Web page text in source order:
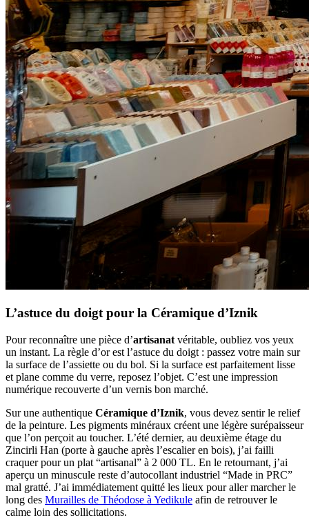
L’astuce du doigt pour la Céramique d’Iznik
Pour reconnaître une pièce d’artisanat véritable, oubliez vos yeux
un instant. La règle d’or est l’astuce du doigt : passez votre main sur
la surface de l’assiette ou du bol. Si la surface est parfaitement lisse
et plane comme du verre, reposez l’objet. C’est une impression
numérique recouverte d’un vernis bon marché.
Sur une authentique Céramique d’Iznik, vous devez sentir le relief
de la peinture. Les pigments minéraux créent une légère surépaisseur
que l’on perçoit au toucher. L’été dernier, au deuxième étage du
Zincirli Han (porte à gauche après l’escalier en bois), j’ai failli
craquer pour un plat “artisanal” à 2 000 TL. En le retournant, j’ai
aperçu un minuscule reste d’autocollant industriel “Made in PRC”
mal gratté. J’ai immédiatement quitté les lieux pour aller marcher le
long des Murailles de Théodose à Yedikule afin de retrouver le
calme loin des sollicitations.